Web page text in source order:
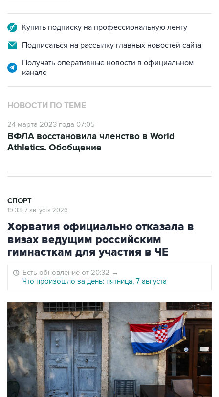
Купить подписку на профессиональную ленту
Подписаться на рассылку главных новостей сайта
Получать оперативные новости в официальном
канале
НОВОСТИ ПО ТЕМЕ
24 марта 2023 года 07:05
ВФЛА восстановила членство в World
Athletics. Обобщение
СПОРТ
19:33, 7 августа 2026
Хорватия официально отказала в
визах ведущим российским
гимнасткам для участия в ЧЕ
Есть обновление от 20:32 →
Что произошло за день: пятница, 7 августа